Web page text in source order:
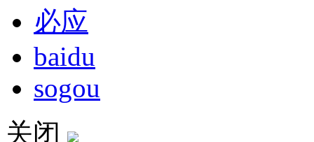
必应
baidu
sogou
关闭